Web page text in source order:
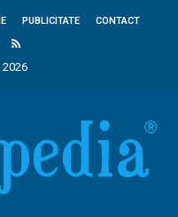
PUBLICITATE CONTACT
2026